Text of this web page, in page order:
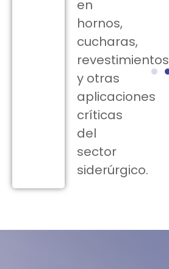
en
hornos,
cucharas,
revestimientos
y otras
aplicaciones
críticas
del
sector
siderúrgico.